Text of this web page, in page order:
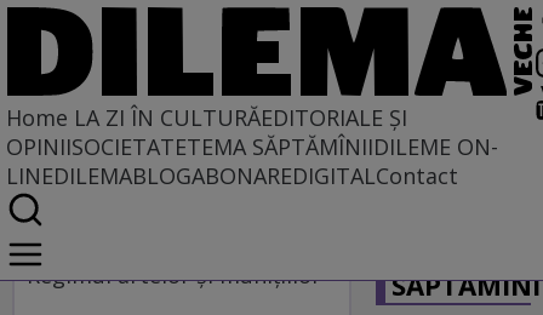
Home LA ZI ÎN CULTURĂEDITORIALE ȘI
OPINIISOCIETATETEMA SĂPTĂMÎNIIDILEME ON-
LINEDILEMABLOGABONAREDIGITALContact
Home
La zi în cultură
Regimul artelor şi muniţiilor